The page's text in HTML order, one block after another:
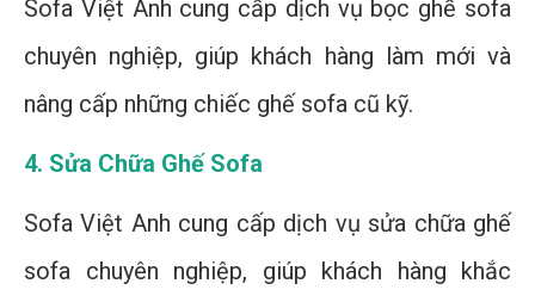
Sofa Việt Anh cung cấp dịch vụ bọc ghế sofa
chuyên nghiệp, giúp khách hàng làm mới và
nâng cấp những chiếc ghế sofa cũ kỹ.
4. Sửa Chữa Ghế Sofa
Sofa Việt Anh cung cấp dịch vụ sửa chữa ghế
sofa chuyên nghiệp, giúp khách hàng khắc